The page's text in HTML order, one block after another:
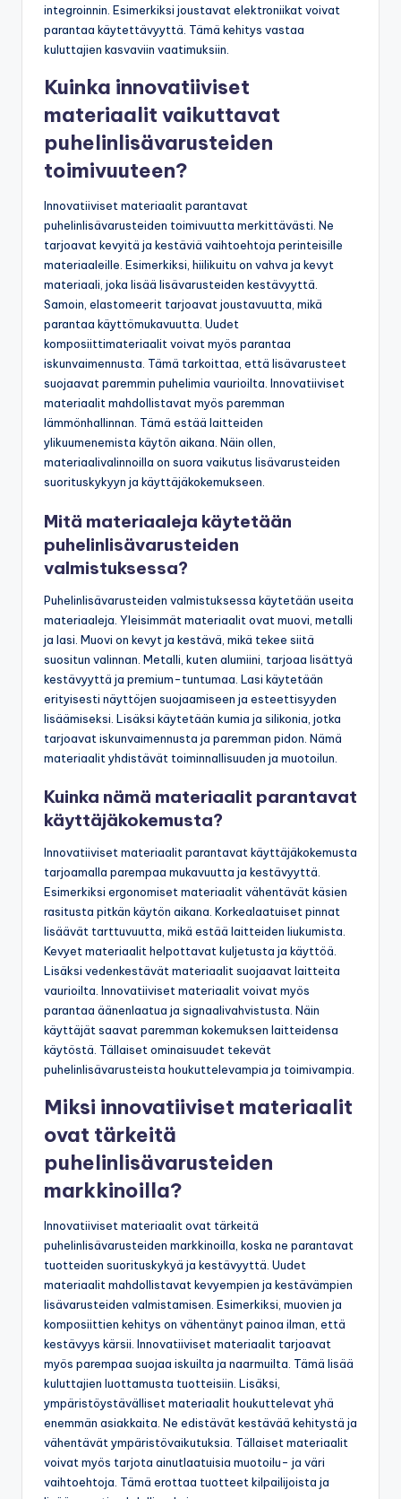
integroinnin. Esimerkiksi joustavat elektroniikat voivat
parantaa käytettävyyttä. Tämä kehitys vastaa
kuluttajien kasvaviin vaatimuksiin.
Kuinka innovatiiviset
materiaalit vaikuttavat
puhelinlisävarusteiden
toimivuuteen?
Innovatiiviset materiaalit parantavat
puhelinlisävarusteiden toimivuutta merkittävästi. Ne
tarjoavat kevyitä ja kestäviä vaihtoehtoja perinteisille
materiaaleille. Esimerkiksi, hiilikuitu on vahva ja kevyt
materiaali, joka lisää lisävarusteiden kestävyyttä.
Samoin, elastomeerit tarjoavat joustavuutta, mikä
parantaa käyttömukavuutta. Uudet
komposiittimateriaalit voivat myös parantaa
iskunvaimennusta. Tämä tarkoittaa, että lisävarusteet
suojaavat paremmin puhelimia vaurioilta. Innovatiiviset
materiaalit mahdollistavat myös paremman
lämmönhallinnan. Tämä estää laitteiden
ylikuumenemista käytön aikana. Näin ollen,
materiaalivalinnoilla on suora vaikutus lisävarusteiden
suorituskykyyn ja käyttäjäkokemukseen.
Mitä materiaaleja käytetään
puhelinlisävarusteiden
valmistuksessa?
Puhelinlisävarusteiden valmistuksessa käytetään useita
materiaaleja. Yleisimmät materiaalit ovat muovi, metalli
ja lasi. Muovi on kevyt ja kestävä, mikä tekee siitä
suositun valinnan. Metalli, kuten alumiini, tarjoaa lisättyä
kestävyyttä ja premium-tuntumaa. Lasi käytetään
erityisesti näyttöjen suojaamiseen ja esteettisyyden
lisäämiseksi. Lisäksi käytetään kumia ja silikonia, jotka
tarjoavat iskunvaimennusta ja paremman pidon. Nämä
materiaalit yhdistävät toiminnallisuuden ja muotoilun.
Kuinka nämä materiaalit parantavat
käyttäjäkokemusta?
Innovatiiviset materiaalit parantavat käyttäjäkokemusta
tarjoamalla parempaa mukavuutta ja kestävyyttä.
Esimerkiksi ergonomiset materiaalit vähentävät käsien
rasitusta pitkän käytön aikana. Korkealaatuiset pinnat
lisäävät tarttuvuutta, mikä estää laitteiden liukumista.
Kevyet materiaalit helpottavat kuljetusta ja käyttöä.
Lisäksi vedenkestävät materiaalit suojaavat laitteita
vaurioilta. Innovatiiviset materiaalit voivat myös
parantaa äänenlaatua ja signaalivahvistusta. Näin
käyttäjät saavat paremman kokemuksen laitteidensa
käytöstä. Tällaiset ominaisuudet tekevät
puhelinlisävarusteista houkuttelevampia ja toimivampia.
Miksi innovatiiviset materiaalit
ovat tärkeitä
puhelinlisävarusteiden
markkinoilla?
Innovatiiviset materiaalit ovat tärkeitä
puhelinlisävarusteiden markkinoilla, koska ne parantavat
tuotteiden suorituskykyä ja kestävyyttä. Uudet
materiaalit mahdollistavat kevyempien ja kestävämpien
lisävarusteiden valmistamisen. Esimerkiksi, muovien ja
komposiittien kehitys on vähentänyt painoa ilman, että
kestävyys kärsii. Innovatiiviset materiaalit tarjoavat
myös parempaa suojaa iskuilta ja naarmuilta. Tämä lisää
kuluttajien luottamusta tuotteisiin. Lisäksi,
ympäristöystävälliset materiaalit houkuttelevat yhä
enemmän asiakkaita. Ne edistävät kestävää kehitystä ja
vähentävät ympäristövaikutuksia. Tällaiset materiaalit
voivat myös tarjota ainutlaatuisia muotoilu- ja väri
vaihtoehtoja. Tämä erottaa tuotteet kilpailijoista ja